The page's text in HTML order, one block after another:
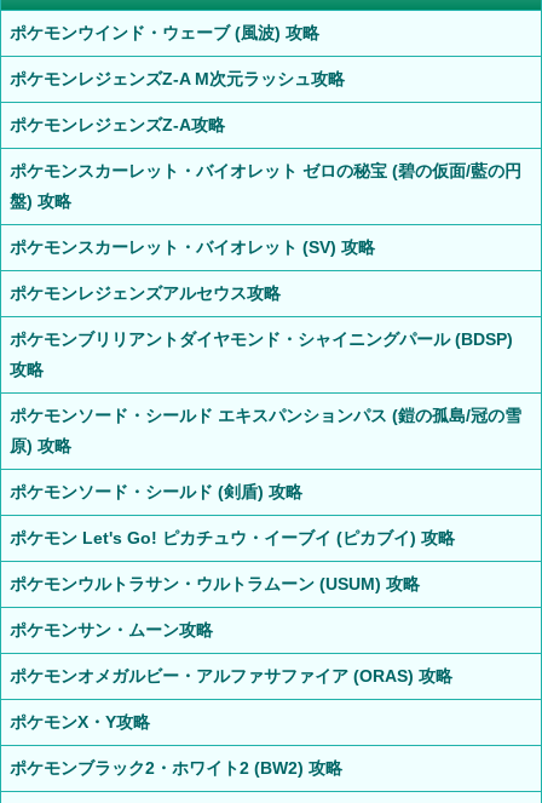
ポケモンウインド・ウェーブ (風波) 攻略
ポケモンレジェンズZ-A M次元ラッシュ攻略
ポケモンレジェンズZ-A攻略
ポケモンスカーレット・バイオレット ゼロの秘宝 (碧の仮面/藍の円
盤) 攻略
ポケモンスカーレット・バイオレット (SV) 攻略
ポケモンレジェンズアルセウス攻略
ポケモンブリリアントダイヤモンド・シャイニングパール (BDSP)
攻略
ポケモンソード・シールド エキスパンションパス (鎧の孤島/冠の雪
原) 攻略
ポケモンソード・シールド (剣盾) 攻略
ポケモン Let's Go! ピカチュウ・イーブイ (ピカブイ) 攻略
ポケモンウルトラサン・ウルトラムーン (USUM) 攻略
ポケモンサン・ムーン攻略
ポケモンオメガルビー・アルファサファイア (ORAS) 攻略
ポケモンX・Y攻略
ポケモンブラック2・ホワイト2 (BW2) 攻略